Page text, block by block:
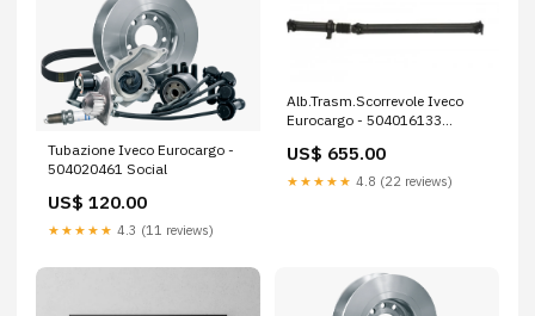
Tubazione Iveco Eurocargo -
504020461 Social
US$ 120.00
★★★★★ 4.3 (11 reviews)
Alb.Trasm.Scorrevole Iveco
Eurocargo - 504016133
US$ 655.00
★★★★★ 4.8 (22 reviews)